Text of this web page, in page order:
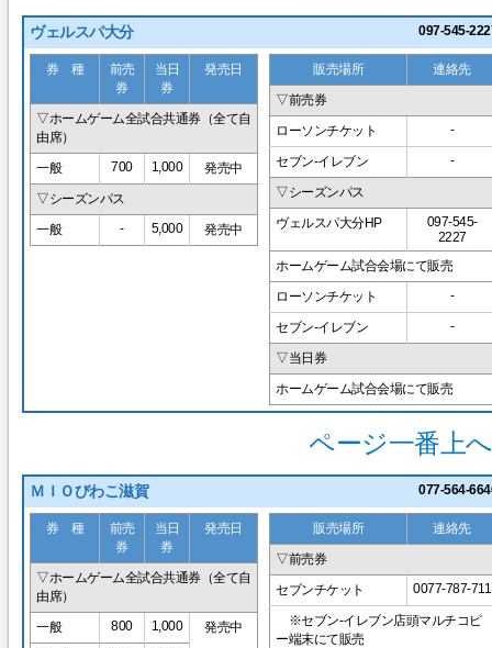
ヴェルスパ大分 097-545-
券 種
前売
券
当日
券
発売日
▽ホームゲーム全試合共通券（全て自
由席）
一般
700 1,000
発売中
▽シーズンパス
一般
- 5,000 発売中
販売場所
連絡先
▽前売券
ローソンチケット
-
セブン-イレブン -
▽シーズンパス
ヴェルスパ大分HP
097-545-
2227
ホームゲーム試合会場にて販売
ローソンチケット
-
セブン-イレブン -
▽当日券
ホームゲーム試合会場にて販売
ページ一番上
ＭＩＯびわこ滋賀 077-564-
券 種
前売
券
当日
券
発売日
▽ホームゲーム全試合共通券（全て自
由席）
一般
800 1,000
発売中
販売場所
連絡先
▽前売券
セブンチケット
0077-787-711
※セブン-イレブン店頭マルチコピ
ー端末にて販売